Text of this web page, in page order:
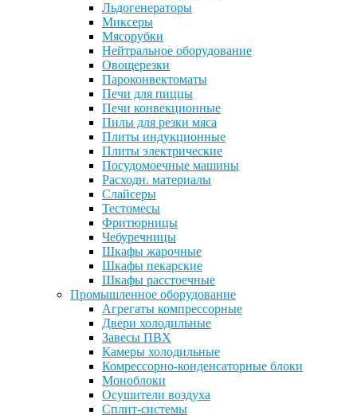
Льдогенераторы
Миксеры
Мясорубки
Нейтральное оборудование
Овощерезки
Пароконвектоматы
Печи для пиццы
Печи конвекционные
Пилы для резки мяса
Плиты индукционные
Плиты электрические
Посудомоечные машины
Расходн. материалы
Слайсеры
Тестомесы
Фритюрницы
Чебуречницы
Шкафы жарочные
Шкафы пекарские
Шкафы расстоечные
Промышленное оборудование
Агрегаты компрессорные
Двери холодильные
Завесы ПВХ
Камеры холодильные
Комрессорно-конденсаторные блоки
Моноблоки
Осушители воздуха
Сплит-системы